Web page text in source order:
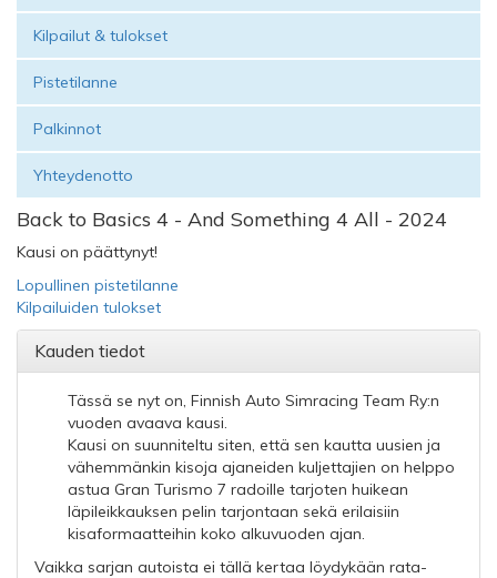
Kilpailut & tulokset
Pistetilanne
Palkinnot
Yhteydenotto
Back to Basics 4 - And Something 4 All - 2024
Kausi on päättynyt!
Lopullinen pistetilanne
Kilpailuiden tulokset
Kauden tiedot
Tässä se nyt on, Finnish Auto Simracing Team Ry:n
vuoden avaava kausi.
Kausi on suunniteltu siten, että sen kautta uusien ja
vähemmänkin kisoja ajaneiden kuljettajien on helppo
astua Gran Turismo 7 radoille tarjoten huikean
läpileikkauksen pelin tarjontaan sekä erilaisiin
kisaformaatteihin koko alkuvuoden ajan.
Vaikka sarjan autoista ei tällä kertaa löydykään rata-